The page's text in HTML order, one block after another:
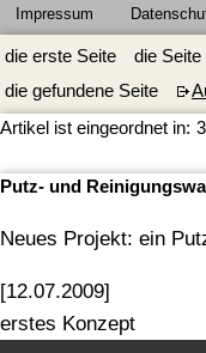
Impressum
die erste Seite die
die gefundene Seite
Artikel ist eingeordnet in:
Putz- und
Neues Projekt: ein
[12.07.2009]
erstes Konzept